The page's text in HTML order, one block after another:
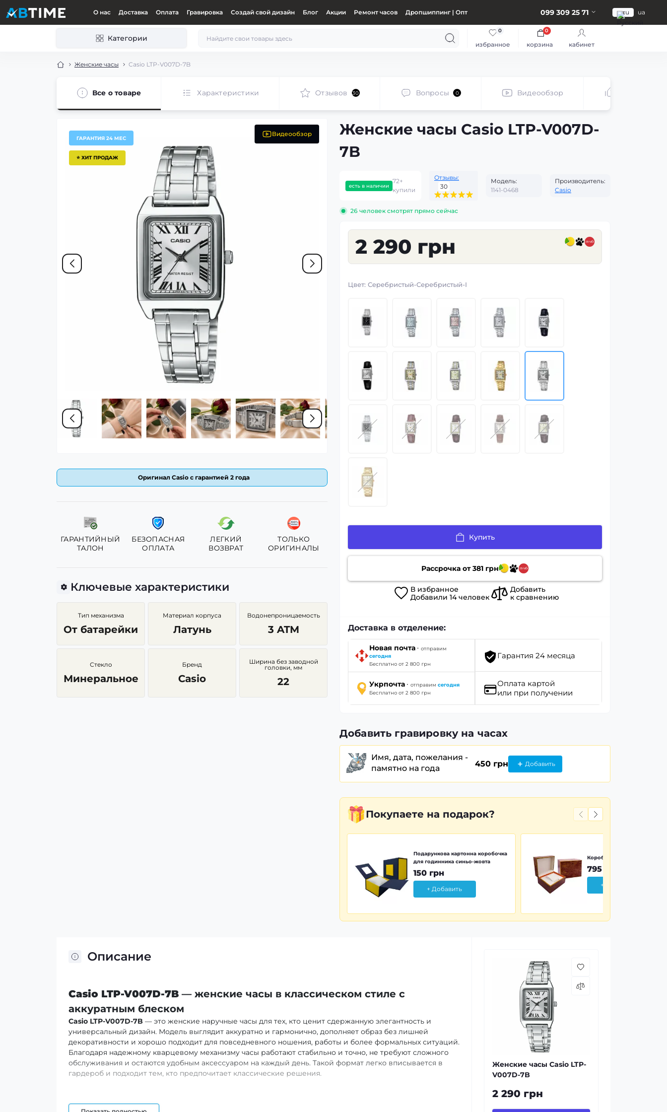
О нас Доставка Оплата Гравировка Создай свой дизайн Блог Акции Ремонт часов Дропшиппинг | Опт 099 309 25 71 ru ua
Категории
избранное
0
корзина
0
кабинет
Женские часы Casio LTP-V007D-7B
Все о товаре Характеристики Отзывов 30 Вопросы 0 Видеообзор
ГАРАНТИЯ 24 МЕС
⭐ ХИТ ПРОДАЖ
Видеообзор
Оригинал Casio с гарантией 2 года
ГАРАНТИЙНЫЙ
ТАЛОН
БЕЗОПАСНАЯ
ОПЛАТА
ЛЕГКИЙ
ВОЗВРАТ
ТОЛЬКО
ОРИГИНАЛЫ
Ключевые характеристики
Тип механизма
От батарейки
Материал корпуса
Латунь
Водонепроницаемость
3 ATM
Стекло
Минеральное
Бренд
Casio
Ширина без заводной
головки, мм
22
Женские часы Casio LTP-V007D-
7B
есть в наличии
72+
купили
Отзывы:
30
Модель:
1141-0468
Производитель:
Casio
26 человек смотрят прямо сейчас
2 290 грн
Цвет: Серебристый-Серебристый-I
Купить
Рассрочка от381 грн
В избранное
Добавили 14человек
Добавить
к сравнению
Доставка в отделение:
Новая почта · отправим
сегодня
Бесплатно от 2 800 грн
Укрпочта · отправим сегодня
Бесплатно от 2 800 грн
Гарантия 24 месяца
Оплата картой
или при получении
Добавить гравировку на часах
Имя, дата, пожелания -
памятно на года
450 грн Добавить
Покупаете на подарок?
Подарункова картонна коробочка
для годинника синьо-жовта
150 грн
+ Добавить
Коробочка дерево Wood
795 грн
+ Добавить
Описание
Casio LTP-V007D-7B — женские часы в классическом стиле с
аккуратным блеском
Casio LTP-V007D-7B — это женские наручные часы для тех, кто ценит сдержанную элегантность и
универсальный дизайн. Модель выглядит аккуратно и гармонично, дополняет образ без лишней
декоративности и хорошо подходит для повседневного ношения, работы и более формальных ситуаций.
Благодаря надежному кварцевому механизму часы работают стабильно и точно, не требуют сложного
обслуживания и остаются удобным аксессуаром на каждый день. Такой формат легко вписывается в
гардероб и подходит тем, кто предпочитает классические решения.
Преимущества и особенности
Женские часы Casio LTP-
V007D-7B
2 290 грн